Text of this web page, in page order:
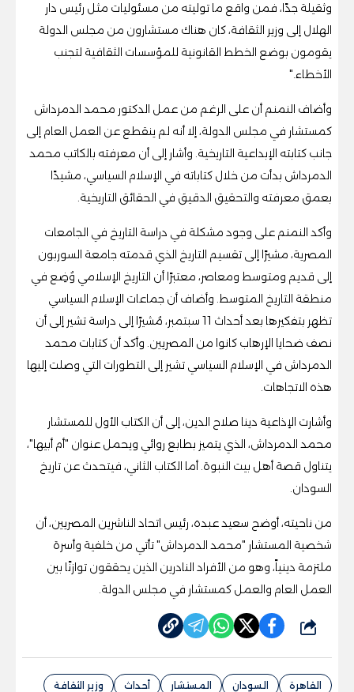
وثقيلة جدًا، فمن واقع ما توليته من مسئوليات مثل رئيس دار
الهلال إلى وزير الثقافة، كان هناك مستشارون من مجلس الدولة
يقومون بوضع الخطط القانونية للمؤسسات الثقافية لتجنب
الأخطاء."
وأضاف النمنم أن على الرغم من عمل الدكتور محمد الدمرداش
كمستشار في مجلس الدولة، إلا أنه لم ينقطع عن العمل العام إلى
جانب كتابته الإبداعية التاريخية. وأشار إلى أن معرفته بالكاتب محمد
الدمرداش بدأت من خلال كتاباته في الإسلام السياسي، مشيدًا
بعمق معرفته والتحقيق الدقيق في الحقائق التاريخية.
وأكد النمنم على وجود مشكلة في دراسة التاريخ في الجامعات
المصرية، مشيرًا إلى تقسيم التاريخ الذي قدمته جامعة السوربون
إلى قديم ومتوسط ومعاصر، معتبرًا أن التاريخ الإسلامي وُضِع في
منطقة التاريخ المتوسط. وأضاف أن جماعات الإسلام السياسي
تظهر بتفكيرها بعد أحداث 11 سبتمبر، مُشيرًا إلى دراسة تشير إلى أن
نصف ضحايا الإرهاب كانوا من المصريين. وأكد أن كتابات محمد
الدمرداش في الإسلام السياسي تشير إلى التطورات التي وصلت إليها
هذه الاتجاهات.
وأشارت الإذاعية دينا صلاح الدين، إلى أن الكتاب الأول للمستشار
محمد الدمرداش، الذي يتميز بطابع روائي ويحمل عنوان "أم أبيها"،
يتناول قصة أهل بيت النبوة. أما الكتاب الثاني، فيتحدث عن تاريخ
السودان.
من ناحيته، أوضح سعيد عبده، رئيس اتحاد الناشرين المصريين، أن
شخصية المستشار "محمد الدمرداش" تأتي من خلفية وأسرة
ملتزمة دينياً، وهو من الأفراد النادرين الذين يحققون توازنًا بين
العمل العام والعمل كمستشار في مجلس الدولة.
شارك
القاهرة السودان المستشار أحداث
وزير الثقافة